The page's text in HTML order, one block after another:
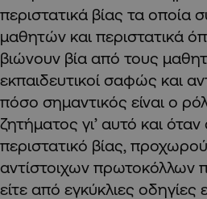
περιστατικά βίας τα οποία
μαθητών και περιστατικά
βιώνουν βία από τους
εκπαιδευτικοί σαφώς και
πόσο σημαντικός είναι ο
ζητήματος γι’ αυτό και
περιστατικό βίας,
αντίστοιχων πρωτοκόλλων
είτε από εγκύκλιες οδηγίες